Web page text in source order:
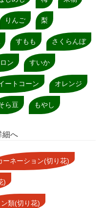
りんご 梨
すもも さくらんぼ
ン すいか
ートコーン オレンジ
ら豆 もやし
細へ
ーネーション(切り花)
)
類(切り花)